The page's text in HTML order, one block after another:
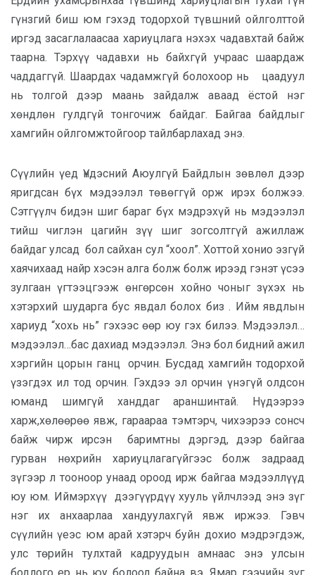
гүнзгий биш юм гэхэд тодорхой түвшний ойлголттой
иргэд засаглалаасаа хариуцлага нэхэх чадавхтай байж
таарна. Тэрхүү чадавхи нь байхгүй учраас шаардаж
чаддаггүй. Шаардах чадамжгүй болохоор нь цаадуул
нь толгой дээр маань зайдалж аваад ёстой нэг
хөндлөн гулдгүй тонгочиж байдаг. Байгаа байдлыг
хамгийн ойлгомжтойгоор тайлбарлахад энэ.
Сүүлийн үед Үндэсний Аюулгүй Байдлын зөвлөл дээр
яригдсан бүх мэдээлэл төвөггүй орж ирэх болжээ.
Сэтгүүлч бидэн шиг бараг бүх мэдрэхүй нь мэдээлэл
тийш чиглэн цагийн зүү шиг зогсолтгүй ажиллаж
байдаг улсад бол сайхан сул “хоол”. Хоттой хонио эзгүй
хаячихаад найр хэсэн алга болж болж ирээд гэнэт үсээ
зулгаан үгтээцгээж өнгөрсөн хойно чоныг зүхэх нь
хэтэрхий шударга бус явдал болох биз . Ийм явдлын
хариуд “хохь нь” гэхээс өөр юу гэх билээ. Мэдээлэл…
мэдээлэл…бас дахиад мэдээлэл. Энэ бол бидний ажил
хэргийн цорын ганц орчин. Бусдад хамгийн тодорхой
үзэгдэх ил тод орчин. Гэхдээ эл орчин үнэгүй олдсон
юманд шимгүй ханддаг араншинтай. Нүдээрээ
харж,хөлөөрөө явж, гараараа тэмтэрч, чихээрээ сонсч
байж чирж ирсэн баримтны дэргэд, дээр байгаа
гурван нөхрийн хариуцлагагүйгээс болж задраад
зүгээр л тооноор унаад ороод ирж байгаа мэдээллүүд
юу юм. Иймэрхүү дээгүүрдүү хууль үйлчлээд энэ зүг
нэг их анхаарлаа хандуулахгүй явж иржээ. Гэвч
сүүлийн үеэс юм арай хэтэрч буйн дохио мэдрэгдэж,
улс төрийн тулхтай кадруудын амнаас энэ улсын